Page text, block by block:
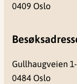
0409 Oslo
Gullhaugveien
0484 Oslo